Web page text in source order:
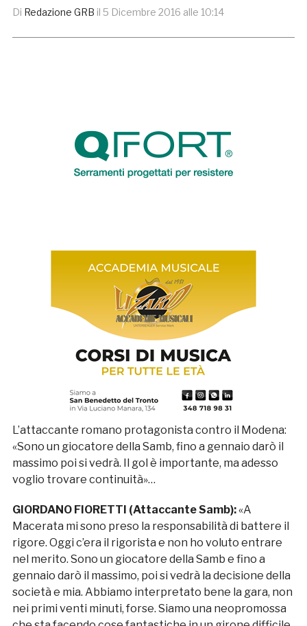
Di Redazione GRB il 5 Dicembre 2016 alle 10:14
L’attaccante romano protagonista contro il Modena:
«Sono un giocatore della Samb, fino a gennaio darò il
massimo poi si vedrà. Il gol è importante, ma adesso
voglio trovare continuità»…
GIORDANO FIORETTI (Attaccante Samb):«A
Macerata mi sono preso la responsabilità di battere il
rigore. Oggi c’era il rigorista e non ho voluto entrare
nel merito. Sono un giocatore della Samb e fino a
gennaio darò il massimo, poi si vedrà la decisione della
società e mia. Abbiamo interpretato bene la gara, non
nei primi venti minuti, forse. Siamo una neopromossa